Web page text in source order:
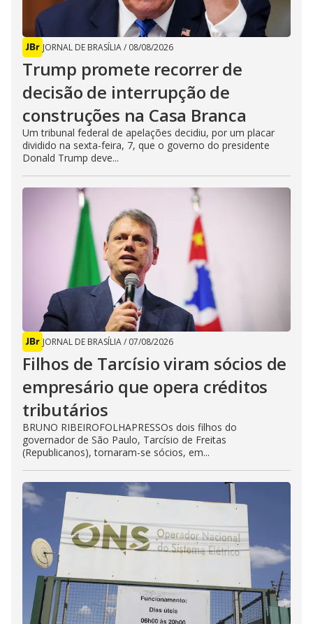
JORNAL DE BRASÍLIA/ 08/08/2026
Trump promete recorrer de
decisão de interrupção de
construções na Casa Branca
Um tribunal federal de apelações decidiu, por um placar
dividido na sexta-feira, 7, que o governo do presidente
Donald Trump deve...
JORNAL DE BRASÍLIA/ 07/08/2026
Filhos de Tarcísio viram sócios de
empresário que opera créditos
tributários
BRUNO RIBEIROFOLHAPRESSOs dois filhos do
governador de São Paulo, Tarcísio de Freitas
(Republicanos), tornaram-se sócios, em...